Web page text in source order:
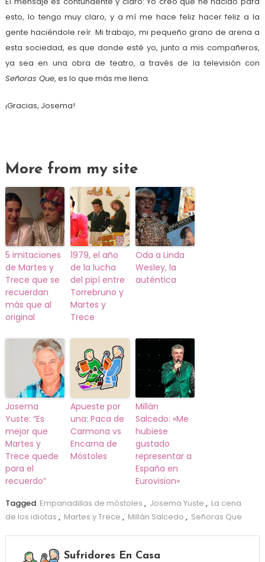
esto, lo tengo muy claro, y a mí me hace feliz hacer feliz a la
gente haciéndole reír. Mi trabajo, mi pequeño grano de arena a
esta sociedad, es que donde esté yo, junto a mis compañeros,
ya sea en una obra de teatro, a través de la televisión con
Señoras Que, es lo que más me llena.
¡Gracias, Josema!
More from my site
5 imitaciones
de Martes y
Trece que se
recuerdan
más que al
original
1979, el año
de la lucha
del pipí entre
Torrebruno y
Martes y
Trece
Oda a Linda
Wesley, la
auténtica
Josema
Yuste: “Es
mejor que
Martes y
Trece quede
para el
recuerdo”
Apueste por
una: Paca de
Carmona vs
Encarna de
Móstoles
Millán
Salcedo: «Me
hubiese
gustado
representar a
España en
Eurovision»
Tagged Empanadillas de móstoles , Josema Yuste , La cena
de los idiotas , Martes y Trece , Millán Salcedo , Señoras Que
Sufridores En Casa